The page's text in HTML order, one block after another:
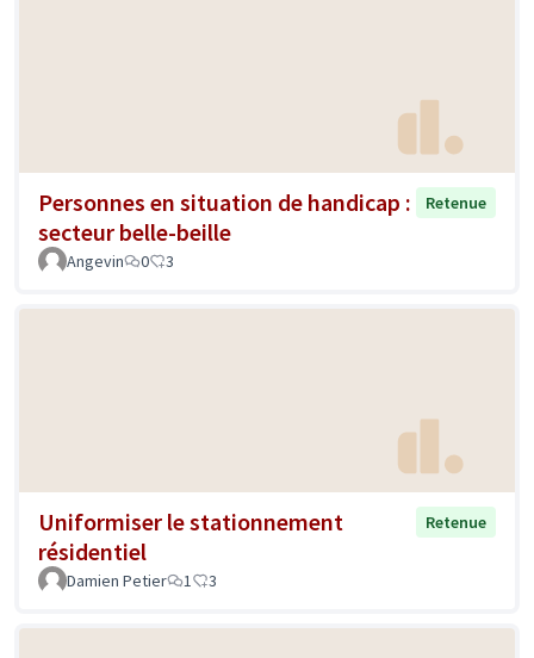
Personnes en situation de handicap :
secteur belle-beille
Retenue
Angevin 0 3
Uniformiser le stationnement
résidentiel
Retenue
Damien Petier 1 3